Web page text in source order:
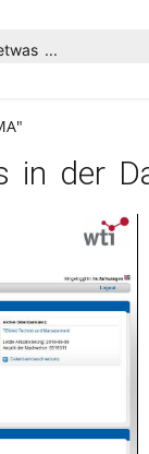
...
in der